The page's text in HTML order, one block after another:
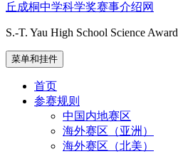
丘成桐中学科学奖赛事介绍网
S.-T. Yau High School Science Award
菜单和挂件
首页
参赛规则
中国内地赛区
海外赛区（亚洲）
海外赛区（北美）